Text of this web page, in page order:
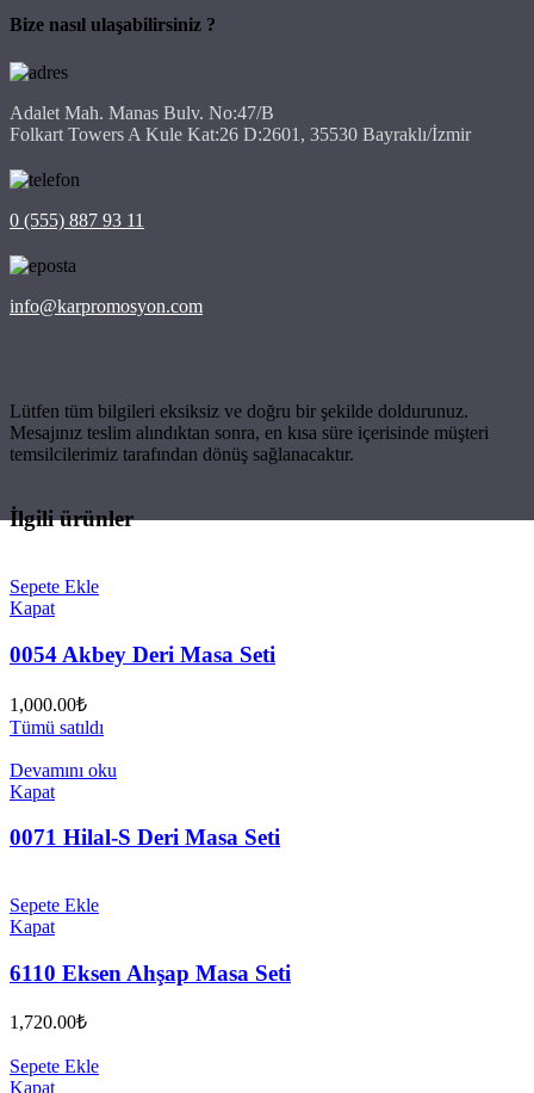
Bize nasıl ulaşabilirsiniz ?
Adalet Mah. Manas Bulv. No:47/B
Folkart Towers A Kule Kat:26 D:2601, 35530 Bayraklı/İzmir
0 (555) 887 93 11
info@karpromosyon.com
Lütfen tüm bilgileri eksiksiz ve doğru bir şekilde doldurunuz.
Mesajınız teslim alındıktan sonra, en kısa süre içerisinde müşteri
temsilcilerimiz tarafından dönüş sağlanacaktır.
İlgili ürünler
Sepete Ekle
Kapat
0054 Akbey Deri Masa Seti
1,000.00₺
Tümü satıldı
Devamını oku
Kapat
0071 Hilal-S Deri Masa Seti
Sepete Ekle
Kapat
6110 Eksen Ahşap Masa Seti
1,720.00₺
Sepete Ekle
Kapat